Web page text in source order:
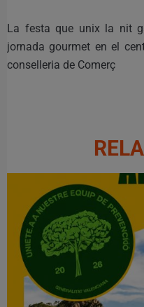
La festa que unix la nit
jornada gourmet en el
conselleria de Comerç